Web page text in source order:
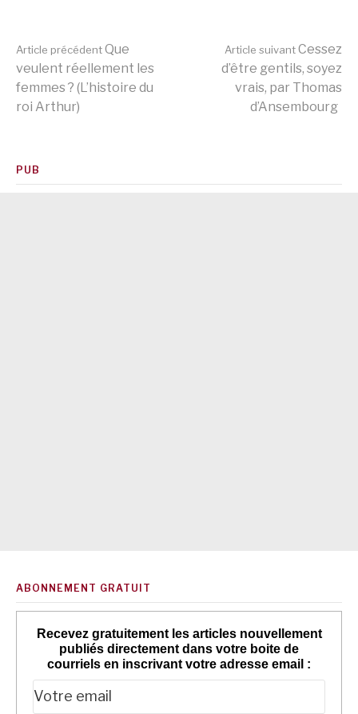
Lire
la
suite
Article précédentQue
veulent réellement les
femmes ? (L’histoire du
roi Arthur)
Article suivantCessez
d’être gentils, soyez
vrais, par Thomas
d’Ansembourg
PUB
ABONNEMENT GRATUIT
Recevez gratuitement les articles nouvellement
publiés directement dans votre boite de
courriels en inscrivant votre adresse email :